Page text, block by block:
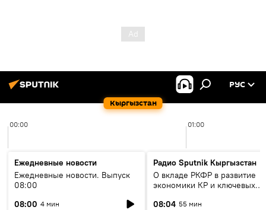
Кыргызстан
РУС
00:00 01:00
Ежедневные новости
Ежедневные новости. Выпуск
08:00
08:00 4 мин
Радио Sputnik Кыргызстан
О вкладе РКФР в развитие
экономики КР и ключевых
08:04 55 мин